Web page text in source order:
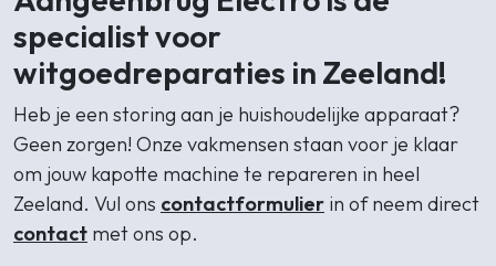
specialist voor
witgoedreparaties in Zeeland!
Heb je een storing aan je huishoudelijke apparaat?
Geen zorgen! Onze vakmensen staan voor je klaar
om jouw kapotte machine te repareren in heel
Zeeland. Vul ons contactformulier in of neem direct
contact met ons op.